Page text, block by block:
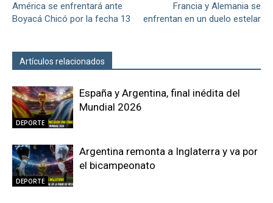
América se enfrentará ante
Boyacá Chicó por la fecha 13
Francia y Alemania se
enfrentan en un duelo estelar
Artículos relacionados
DEPORTE
España y Argentina, final inédita del
Mundial 2026
DEPORTE
Argentina remonta a Inglaterra y va por
el bicampeonato